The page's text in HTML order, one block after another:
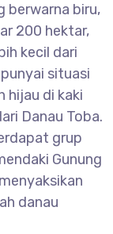
berwarna biru,
200 hektar,
kecil dari
situasi
hijau di kaki
Danau Toba.
grup
Gunung
danau